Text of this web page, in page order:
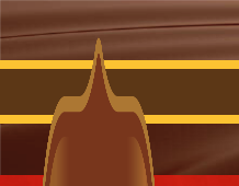
contenido